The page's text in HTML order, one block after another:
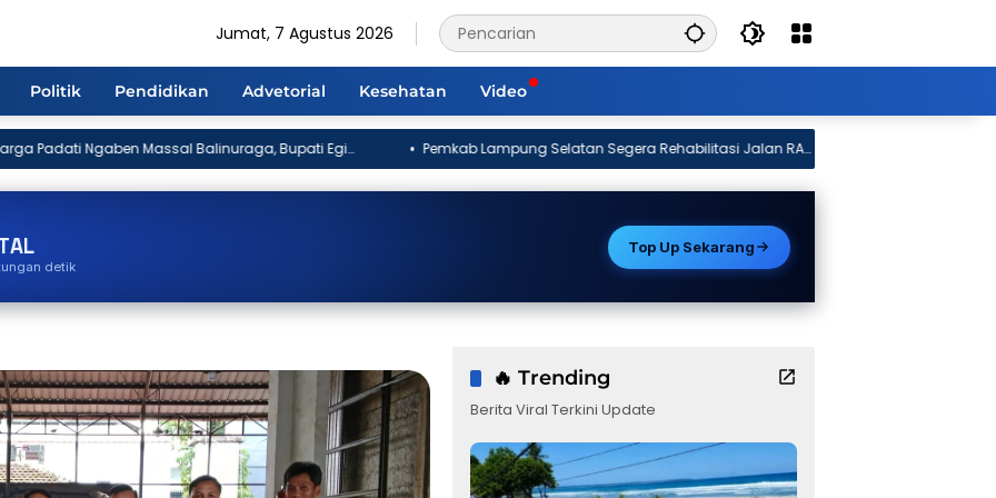
Jumat, 7 Agustus 2026
Politik Pendidikan Advetorial Kesehatan Video
Balinuraga, Bupati Egi
Budaya
Pemkab Lampung Selatan Segera Rehabilitasi Jalan RA
Sekolah Lansia Resmi Diluncurkan di
Peserta dari 15 Kampung
detik
Top Up Sekarang
🔥 Trending
Berita Viral Terkini Update